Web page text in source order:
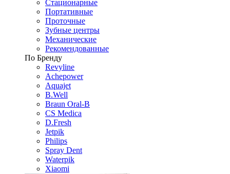
Стационарные
Портативные
Проточные
Зубные центры
Механические
Рекомендованные
По Бренду
Revyline
Achepower
Aquajet
B.Well
Braun Oral-B
CS Medica
D.Fresh
Jetpik
Philips
Spray Dent
Waterpik
Xiaomi